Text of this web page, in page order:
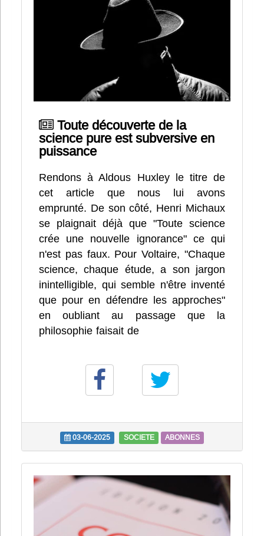
Toute découverte de la
science pure est subversive en
puissance
Rendons à Aldous Huxley le titre de
cet article que nous lui avons
emprunté. De son côté, Henri Michaux
se plaignait déjà que "Toute science
crée une nouvelle ignorance" ce qui
n'est pas faux. Pour Voltaire, "Chaque
science, chaque étude, a son jargon
inintelligible, qui semble n'être inventé
que pour en défendre les approches"
en oubliant au passage que la
philosophie faisait de
03-06-2025 SOCIETE ABONNES